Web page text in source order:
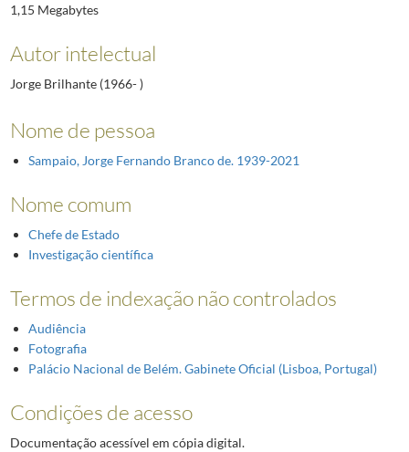
1,15 Megabytes
Autor intelectual
Jorge Brilhante (1966- )
Nome de pessoa
Sampaio, Jorge Fernando Branco de. 1939-2021
Nome comum
Chefe de Estado
Investigação científica
Termos de indexação não controlados
Audiência
Fotografia
Palácio Nacional de Belém. Gabinete Oficial (Lisboa, Portugal)
Condições de acesso
Documentação acessível em cópia digital.